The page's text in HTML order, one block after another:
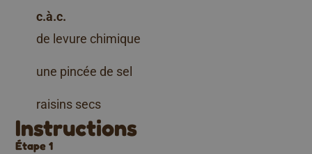
c.à.c.
de levure chimique
une pincée de sel
raisins secs
Instructions
Étape 1